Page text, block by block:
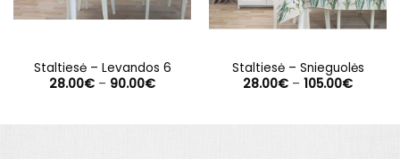
Staltiesė – Levandos 6
28.00€ – 90.00€Price
Staltiesė – Snieguolės
28.00€ – 105.00€Price
105.00€